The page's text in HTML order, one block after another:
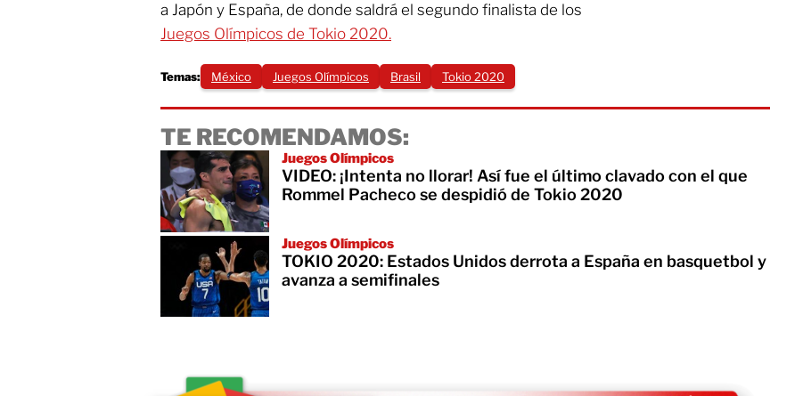
a Japón y España, de donde saldrá el segundo finalista de los
Juegos Olímpicos de Tokio 2020.
Temas: México Juegos Olímpicos Brasil Tokio 2020
TE RECOMENDAMOS:
Juegos Olímpicos
VIDEO: ¡Intenta no llorar! Así fue el último clavado con el que
Rommel Pacheco se despidió de Tokio 2020
Juegos Olímpicos
TOKIO 2020: Estados Unidos derrota a España en basquetbol y
avanza a semifinales